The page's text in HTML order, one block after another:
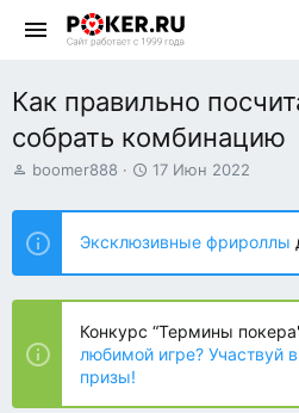
Как правильно
собрать комбинацию
А
т
о
р
т
е
ы
boomer888
Д
т
н
а
ч
а
17 Июн 2022
Эксклюзивные фрироллы
Конкурс “Термины
любимой игре? Участвуй
призы!